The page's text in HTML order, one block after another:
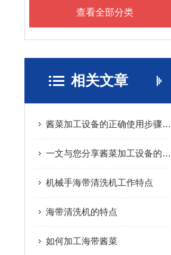
查看全部分类
相关文章
酱菜加工设备的正确使用步骤分享
一文与您分享酱菜加工设备的常见故障相应解决方法
机械手海带清洗机工作特点
海带清洗机的特点
如何加工海带酱菜